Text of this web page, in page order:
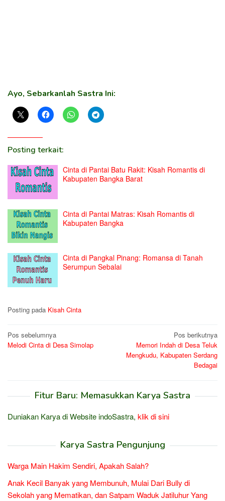
Ayo, Sebarkanlah Sastra Ini:
Posting terkait:
Cinta di Pantai Batu Rakit: Kisah Romantis di
Kabupaten Bangka Barat
Cinta di Pantai Matras: Kisah Romantis di
Kabupaten Bangka
Cinta di Pangkal Pinang: Romansa di Tanah
Serumpun Sebalai
Posting pada Kisah Cinta
Navigasi
pos
Pos sebelumnya
Melodi Cinta di Desa Simolap
Pos berikutnya
Memori Indah di Desa Teluk
Mengkudu, Kabupaten Serdang
Bedagai
Fitur Baru: Memasukkan Karya Sastra
Duniakan Karya di Website indoSastra, klik di sini
Karya Sastra Pengunjung
Warga Main Hakim Sendiri, Apakah Salah?
Anak Kecil Banyak yang Membunuh, Mulai Dari Bully di
Sekolah yang Mematikan, dan Satpam Waduk Jatiluhur Yang